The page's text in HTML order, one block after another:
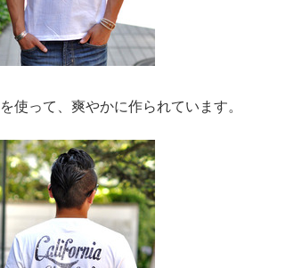
使って、爽やかに作られています。